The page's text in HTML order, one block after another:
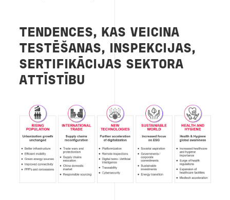
TENDENCES, KAS VEICINA
TESTĒŠANAS, INSPEKCIJAS,
SERTIFIKĀCIJAS SEKTORA
ATTĪSTĪBU